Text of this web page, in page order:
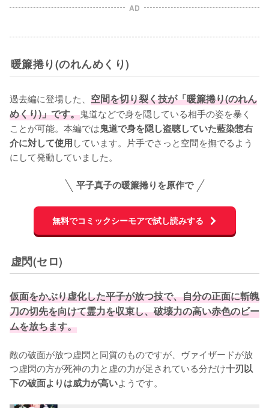
AD
暖簾捲り(のれんめくり)
過去編に登場した、 空間を切り裂く技が「暖簾捲り(のれん
めくり)」です。鬼道などで身を隠している相手の姿を暴く
ことが可能。本編では鬼道で身を隠し盗聴していた藍染惣右
介に対して使用しています。片手でさっと空間を撫でるよう
にして発動していました。
平子真子の暖簾捲りを原作で
無料でコミックシーモアで試し読みする
虚閃(セロ)
仮面をかぶり虚化した平子が放つ技で、自分の正面に斬魄
刀の切先を向けて霊力を収束し、破壊力の高い赤色のビー
ムを放ちます。
敵の破面が放つ虚閃と同質のものですが、ヴァイザードが放
つ虚閃の方が死神の力と虚の力が足されている分だけ十刃以
下の破面よりは威力が高い